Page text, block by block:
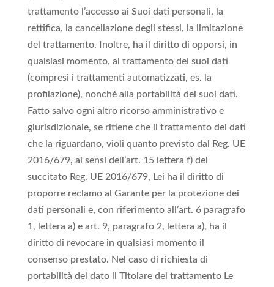
trattamento l’accesso ai Suoi dati personali, la
rettifica, la cancellazione degli stessi, la limitazione
del trattamento. Inoltre, ha il diritto di opporsi, in
qualsiasi momento, al trattamento dei suoi dati
(compresi i trattamenti automatizzati, es. la
profilazione), nonché alla portabilità dei suoi dati.
Fatto salvo ogni altro ricorso amministrativo e
giurisdizionale, se ritiene che il trattamento dei dati
che la riguardano, violi quanto previsto dal Reg. UE
2016/679, ai sensi dell’art. 15 lettera f) del
succitato Reg. UE 2016/679, Lei ha il diritto di
proporre reclamo al Garante per la protezione dei
dati personali e, con riferimento all’art. 6 paragrafo
1, lettera a) e art. 9, paragrafo 2, lettera a), ha il
diritto di revocare in qualsiasi momento il
consenso prestato. Nel caso di richiesta di
portabilità del dato il Titolare del trattamento Le